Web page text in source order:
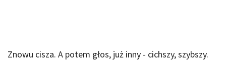
Znowu cisza. A potem głos, już inny - cichszy, szybszy.